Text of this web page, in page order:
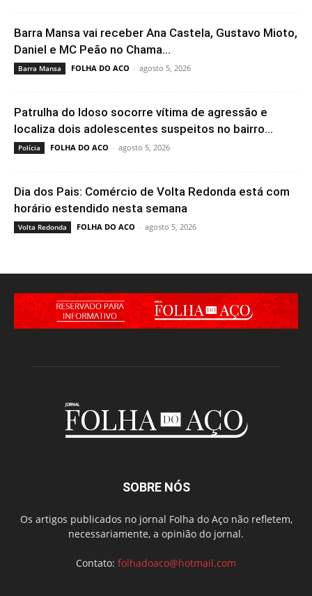
Barra Mansa vai receber Ana Castela, Gustavo Mioto,
Daniel e MC Peão no Chama...
Barra Mansa FOLHA DO ACO - agosto 5, 2026
Patrulha do Idoso socorre vítima de agressão e
localiza dois adolescentes suspeitos no bairro...
Polícia FOLHA DO ACO - agosto 5, 2026
Dia dos Pais: Comércio de Volta Redonda está com
horário estendido nesta semana
Volta Redonda FOLHA DO ACO - agosto 5, 2026
SOBRE NÓS
Os artigos publicados no jornal Folha do Aço não refletem,
necessariamente, a opinião do jornal.
Contato: folhadoaco@hotmail.com